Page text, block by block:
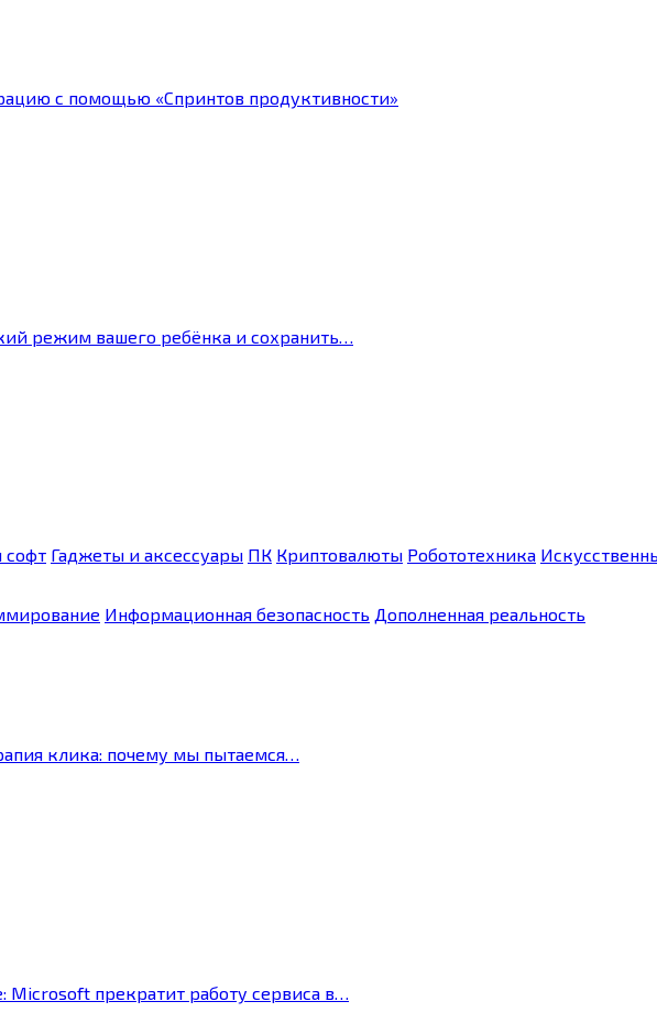
с помощью «Спринтов продуктивности»
режим вашего ребёнка и сохранить…
софт Гаджеты и аксессуары ПК Криптовалюты Робототехника
Информационная безопасность Дополненная реальность
клика: почему мы пытаемся…
Microsoft прекратит работу сервиса в…